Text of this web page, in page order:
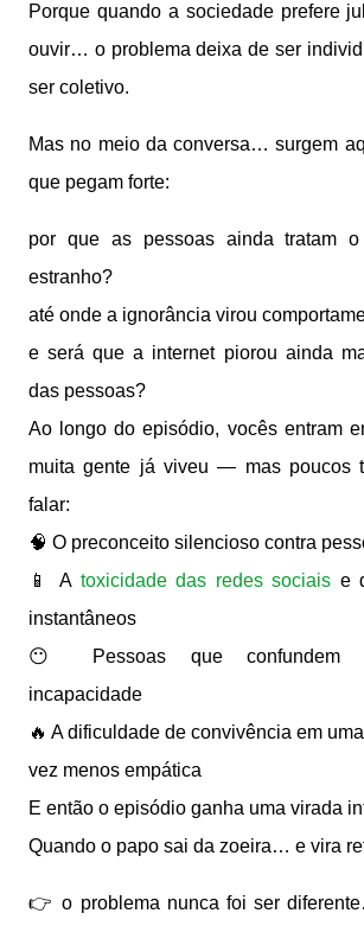
Porque quando a sociedade prefere
ouvir… o problema deixa de ser
ser coletivo.
Mas no meio da conversa… surgem
que pegam forte:
por que as pessoas ainda tratam o
estranho?
até onde a ignorância virou
e será que a internet piorou ainda
das pessoas?
Ao longo do episódio, vocês entram
muita gente já viveu — mas poucos
falar:
🧠 O preconceito silencioso contra
📱 A toxicidade das redes sociais e
instantâneos
😶 Pessoas que confundem
incapacidade
🔥 A dificuldade de convivência em
vez menos empática
E então o episódio ganha uma virada
Quando o papo sai da zoeira… e vira
👉 o problema nunca foi ser